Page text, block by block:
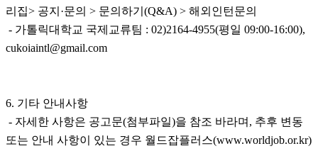
리집> 공지·문의 > 문의하기(Q&A) > 해외인턴문의
- 가톨릭대학교 국제교류팀 : 02)2164-4955(평일 09:00-16:00),
cukoiaintl@gmail.com
6. 기타 안내사항
- 자세한 사항은 공고문(첨부파일)을 참조 바라며, 추후 변동
또는 안내 사항이 있는 경우 월드잡플러스(www.worldjob.or.kr)